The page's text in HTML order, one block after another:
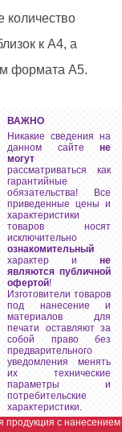
количество
к А4, а
формата А5.
ВАЖНО
Никакие сведения на
данном сайтене
могут
рассматриваться как
гарантийные
обязательства! Все
приведенные цены и
характеристики
товаров носят
исключительно
ознакомительный
характер ине
являются публичной
офертой!
Изготовители товаров
под нанесение и
материалов для
печати оставляют за
собой право без
предварительного
уведомления менять
их технические
параметры и
потребительские
характеристики.
продукция с нанесением